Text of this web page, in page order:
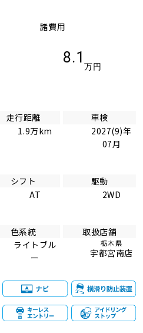
諸費用
8.1
万円
走行距離
1.9万km
車検
2027(9)年
07月
シフト
AT
駆動
2WD
色系統
ライトブル
ー
取扱店舗
栃木県
宇都宮南店